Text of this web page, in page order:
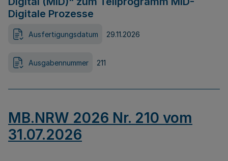
Digitale Prozesse
Ausfertigungsdatum 29.11.2026
Ausgabennummer 211
MB.NRW 2026 Nr. 210 vom
31.07.2026